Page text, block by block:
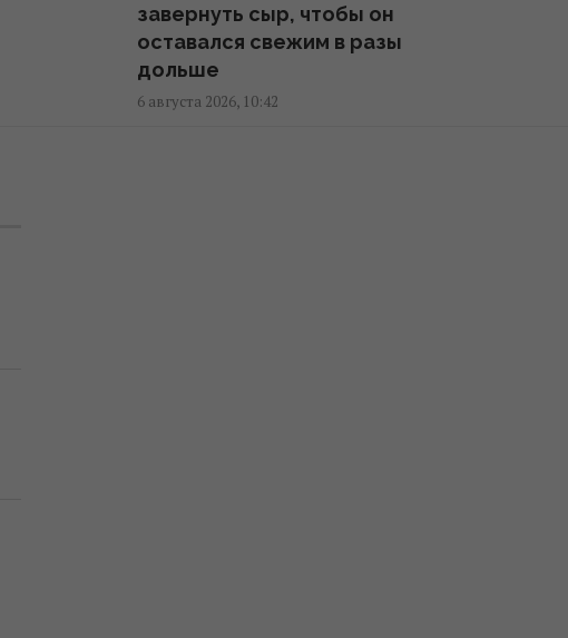
В Италии из-за жары
достопримечательности будут
работать дольше: какой новый
график работы
завернуть сыр, чтобы он
оставался свежим в разы
дольше
6 августа 2026, 10:42